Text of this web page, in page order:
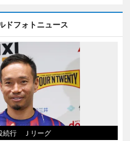
ドフォトニュース
続行 Ｊリーグ